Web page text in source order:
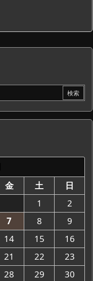
金 土
日
1
2
7 8
9
14 15
16
21 22
23
28 29
30